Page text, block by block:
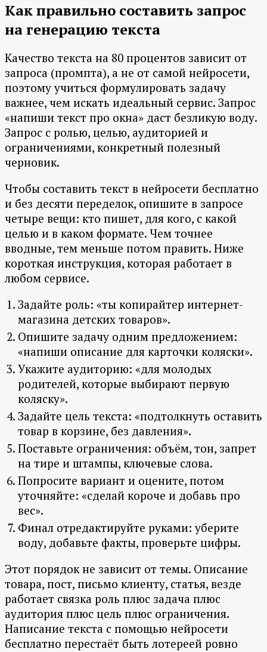
Как правильно составить запрос
на генерацию текста
Качество текста на 80 процентов зависит от
запроса (промпта), а не от самой нейросети,
поэтому учиться формулировать задачу
важнее, чем искать идеальный сервис. Запрос
«напиши текст про окна» даст безликую воду.
Запрос с ролью, целью, аудиторией и
ограничениями, конкретный полезный
черновик.
Чтобы составить текст в нейросети бесплатно
и без десяти переделок, опишите в запросе
четыре вещи: кто пишет, для кого, с какой
целью и в каком формате. Чем точнее
вводные, тем меньше потом править. Ниже
короткая инструкция, которая работает в
любом сервисе.
Задайте роль: «ты копирайтер интернет-
магазина детских товаров».
Опишите задачу одним предложением:
«напиши описание для карточки коляски».
Укажите аудиторию: «для молодых
родителей, которые выбирают первую
коляску».
Задайте цель текста: «подтолкнуть оставить
товар в корзине, без давления».
Поставьте ограничения: объём, тон, запрет
на тире и штампы, ключевые слова.
Попросите вариант и оцените, потом
уточняйте: «сделай короче и добавь про
вес».
Финал отредактируйте руками: уберите
воду, добавьте факты, проверьте цифры.
Этот порядок не зависит от темы. Описание
товара, пост, письмо клиенту, статья, везде
работает связка роль плюс задача плюс
аудитория плюс цель плюс ограничения.
Написание текста с помощью нейросети
бесплатно перестаёт быть лотереей ровно